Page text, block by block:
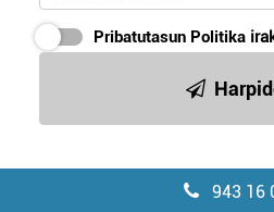
Pribatutasun Politika
943 16